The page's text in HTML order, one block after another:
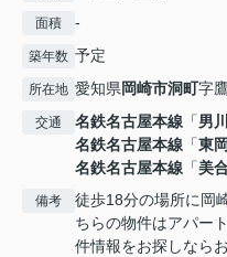
面積 -
築年数 予定
所在地 愛知県岡崎市洞町字
交通 名鉄名古屋本線 「男川
名鉄名古屋本線 「東
名鉄名古屋本線 「美
備考
徒歩18分の場所に岡
ちらの物件はアパー
件情報をお探しなら